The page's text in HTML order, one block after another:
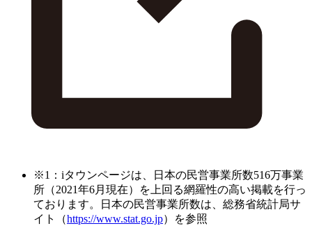
※1：iタウンページは、日本の民営事業所数516万事業
所（2021年6月現在）を上回る網羅性の高い掲載を行っ
ております。日本の民営事業所数は、総務省統計局サ
イト（https://www.stat.go.jp）を参照